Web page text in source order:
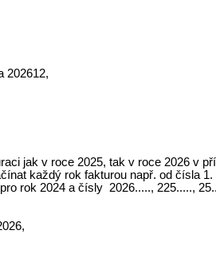
202612,
jak v roce 2025, tak v roce 2026 v
každý rok fakturou např. od čísla
rok 2024 a čísly 2026....., 225.....,